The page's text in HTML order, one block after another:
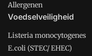
Allergenen
Voedselveiligheid
Listeria monocytogenes
E.coli (STEC/ EHEC)